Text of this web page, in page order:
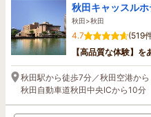
秋田キャッスル
秋田>秋田
4.7
(519
【高品質な体験】を
秋田駅から徒歩7分／秋田空港か
秋田自動車道秋田中央ICから10分